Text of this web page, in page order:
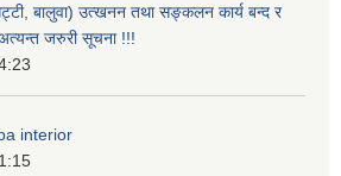
बालुवा) उत्खनन तथा सङ्कलन कार्य बन्द र
जरुरी सूचना !!!
interior